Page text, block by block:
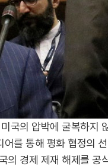
국의 압박에 굴복하지
를 통해 평화 협정의
의 경제 제재 해제를 공